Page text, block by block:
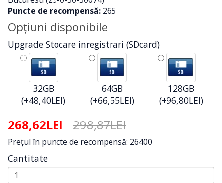
Puncte de recompensă: 265
Opţiuni disponibile
Upgrade Stocare inregistrari (SDcard)
32GB
(+48,40LEI)
64GB
(+66,55LEI)
128GB
(+96,80LEI)
268,62LEI 298,87LEI
Preţul în puncte de recompensă: 26400
Cantitate